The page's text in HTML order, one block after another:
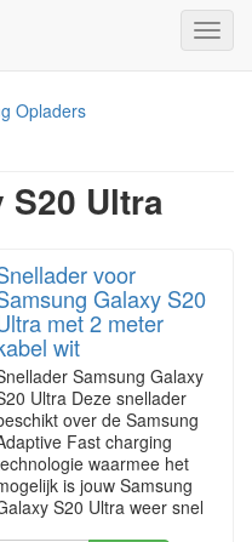
Opladers
Ultra
voor
Galaxy S20
met 2 meter
wit
Samsung Galaxy
Ultra Deze snellader
over de Samsung
Fast charging
waarmee het
is jouw Samsung
S20 Ultra weer snel